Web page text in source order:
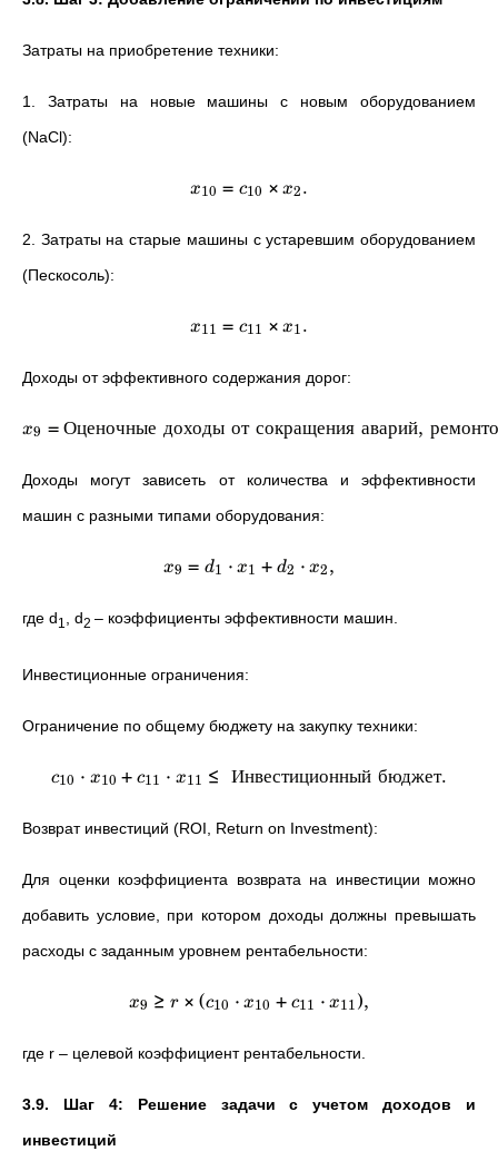
Затраты на приобретение техники:
1. Затраты на новые машины с новым оборудованием
(NaCl):
x10 = c10 × x2.
2. Затраты на старые машины с устаревшим оборудованием
(Пескосоль):
x11 = c11 × x1.
Доходы от эффективного содержания дорог:
x9 =Оценочные доходы от сокращения аварий,
Доходы могут зависеть от количества и эффективности
машин с разными типами оборудования:
x9 = d1 ⋅ x1 + d2 ⋅ x2,
где d1 , d2 – коэффициенты эффективности машин.
Инвестиционные ограничения:
Ограничение по общему бюджету на закупку техники:
c10 ⋅ x10 + c11 ⋅ x11 ≤ Инвестиционный бюджет.
Возврат инвестиций (ROI, Return on Investment):
Для оценки коэффициента возврата на инвестиции можно
добавить условие, при котором доходы должны превышать
расходы с заданным уровнем рентабельности:
x9 ≥ r × (c10 ⋅ x10 + c11 ⋅ x11),
где r – целевой коэффициент рентабельности.
3.9. Шаг 4: Решение задачи с учетом доходов и
инвестиций